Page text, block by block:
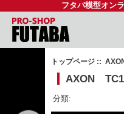
フタバ模型オン
トップページ ::
AXON
分類: